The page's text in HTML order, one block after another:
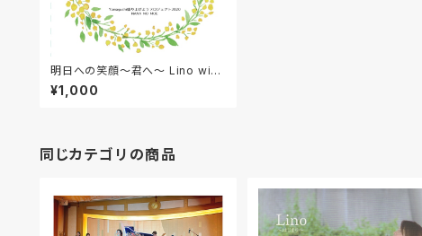
明日への笑顔～君へ～ Lino with
桜ケ丘高校アーティストコース
¥1,000
同じカテゴリの商品